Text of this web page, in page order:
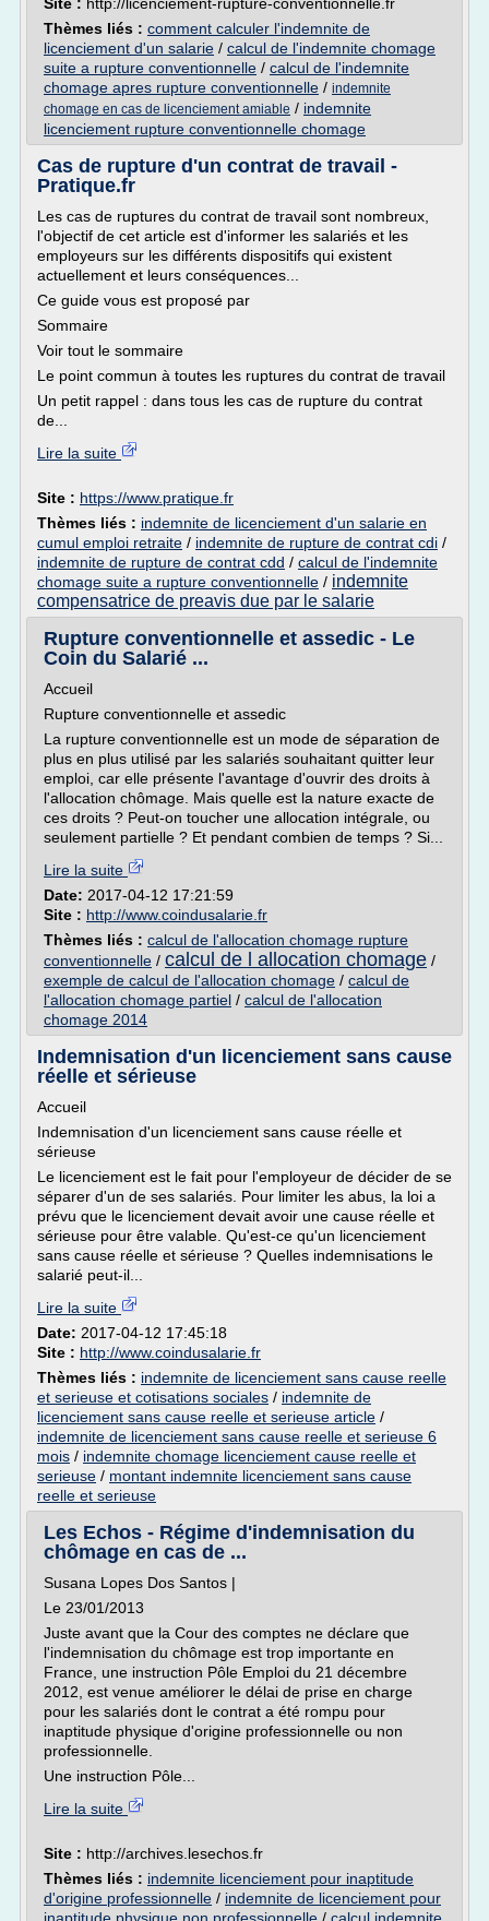
Thèmes liés : comment calculer l'indemnite de
licenciement d'un salarie / calcul de l'indemnite chomage
suite a rupture conventionnelle / calcul de l'indemnite
chomage apres rupture conventionnelle / indemnite
chomage en cas de licenciement amiable / indemnite
licenciement rupture conventionnelle chomage
Cas de rupture d'un contrat de travail -
Pratique.fr
Les cas de ruptures du contrat de travail sont nombreux,
l'objectif de cet article est d'informer les salariés et les
employeurs sur les différents dispositifs qui existent
actuellement et leurs conséquences...
Ce guide vous est proposé par
Sommaire
Voir tout le sommaire
Le point commun à toutes les ruptures du contrat de travail
Un petit rappel : dans tous les cas de rupture du contrat
de...
Lire la suite
Site : https://www.pratique.fr
Thèmes liés : indemnite de licenciement d'un salarie en
cumul emploi retraite / indemnite de rupture de contrat cdi /
indemnite de rupture de contrat cdd / calcul de l'indemnite
chomage suite a rupture conventionnelle / indemnite
compensatrice de preavis due par le salarie
Rupture conventionnelle et assedic - Le
Coin du Salarié ...
Accueil
Rupture conventionnelle et assedic
La rupture conventionnelle est un mode de séparation de
plus en plus utilisé par les salariés souhaitant quitter leur
emploi, car elle présente l'avantage d'ouvrir des droits à
l'allocation chômage. Mais quelle est la nature exacte de
ces droits ? Peut-on toucher une allocation intégrale, ou
seulement partielle ? Et pendant combien de temps ? Si...
Lire la suite
Date: 2017-04-12 17:21:59
Site : http://www.coindusalarie.fr
Thèmes liés : calcul de l'allocation chomage rupture
conventionnelle / calcul de l allocation chomage /
exemple de calcul de l'allocation chomage / calcul de
l'allocation chomage partiel / calcul de l'allocation
chomage 2014
Indemnisation d'un licenciement sans cause
réelle et sérieuse
Accueil
Indemnisation d'un licenciement sans cause réelle et
sérieuse
Le licenciement est le fait pour l'employeur de décider de se
séparer d'un de ses salariés. Pour limiter les abus, la loi a
prévu que le licenciement devait avoir une cause réelle et
sérieuse pour être valable. Qu'est-ce qu'un licenciement
sans cause réelle et sérieuse ? Quelles indemnisations le
salarié peut-il...
Lire la suite
Date: 2017-04-12 17:45:18
Site : http://www.coindusalarie.fr
Thèmes liés : indemnite de licenciement sans cause reelle
et serieuse et cotisations sociales / indemnite de
licenciement sans cause reelle et serieuse article /
indemnite de licenciement sans cause reelle et serieuse 6
mois / indemnite chomage licenciement cause reelle et
serieuse / montant indemnite licenciement sans cause
reelle et serieuse
Les Echos - Régime d'indemnisation du
chômage en cas de ...
Susana Lopes Dos Santos |
Le 23/01/2013
Juste avant que la Cour des comptes ne déclare que
l'indemnisation du chômage est trop importante en
France, une instruction Pôle Emploi du 21 décembre
2012, est venue améliorer le délai de prise en charge
pour les salariés dont le contrat a été rompu pour
inaptitude physique d'origine professionnelle ou non
professionnelle.
Une instruction Pôle...
Lire la suite
Site : http://archives.lesechos.fr
Thèmes liés : indemnite licenciement pour inaptitude
d'origine professionnelle / indemnite de licenciement pour